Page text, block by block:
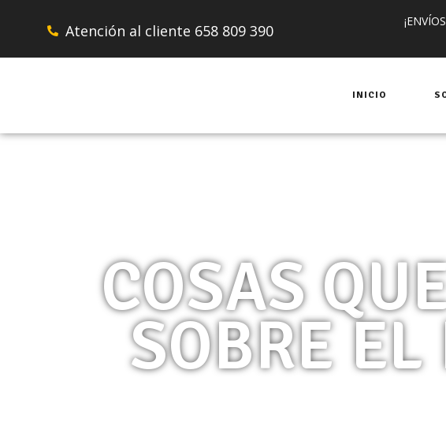
Atención al cliente 658 809 390
INICIO
COSAS
SOBRE